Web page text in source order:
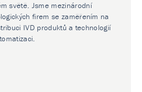
světě. Jsme mezinárodní
firem se zaměřením na
IVD produktů a technologií